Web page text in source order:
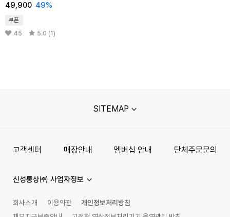
49,900 49%
쿠폰
45 5.0 (1)
SITEMAP
고객센터 매장안내 멤버십 안내 단체주문문의
신성통상㈜ 사업자정보
회사소개 이용약관
개인정보처리방침